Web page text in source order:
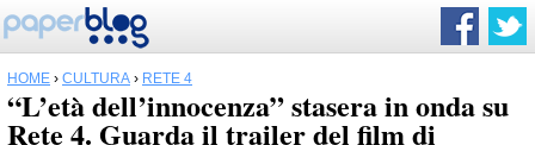
HOME › CULTURA › RETE 4
“L’età dell’innocenza” stasera in onda su
Rete 4. Guarda il trailer del film di